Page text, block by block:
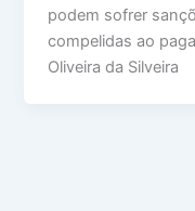
podem sofrer
compelidas ao
Oliveira da Silveira